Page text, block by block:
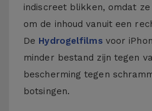
indiscreet blikken, omdat
om de inhoud vanuit een
De Hydrogelfilmsvoor
minder bestand zijn tegen
bescherming tegen
botsingen.